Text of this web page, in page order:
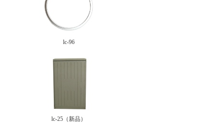
lc-96
lc-25（新品）